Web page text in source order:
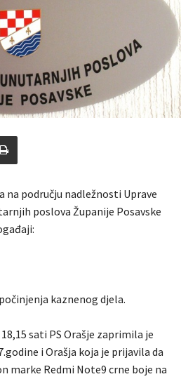
području nadležnosti Uprave
poslova Županije Posavske
kaznenog djela.
sati PS Orašje zaprimila je
i Orašja koja je prijavila da
marke Redmi Note9 crne boje na